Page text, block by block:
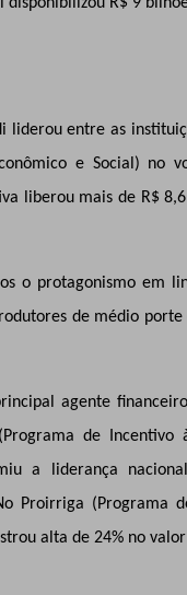
R$ 9
liderou entre as
e Social) no
liberou mais de R$ 8,6
o protagonismo em
de médio porte
agente
de
a liderança
Proirriga (Programa
alta de 24% no